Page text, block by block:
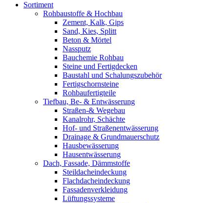
Sortiment
Rohbaustoffe & Hochbau
Zement, Kalk, Gips
Sand, Kies, Splitt
Beton & Mörtel
Nassputz
Bauchemie Rohbau
Steine und Fertigdecken
Baustahl und Schalungszubehör
Fertigschornsteine
Rohbaufertigteile
Tiefbau, Be- & Entwässerung
Straßen-& Wegebau
Kanalrohr, Schächte
Hof- und Straßenentwässerung
Drainage & Grundmauerschutz
Hausbewässerung
Hausentwässerung
Dach, Fassade, Dämmstoffe
Steildacheindeckung
Flachdacheindeckung
Fassadenverkleidung
Lüftungssysteme